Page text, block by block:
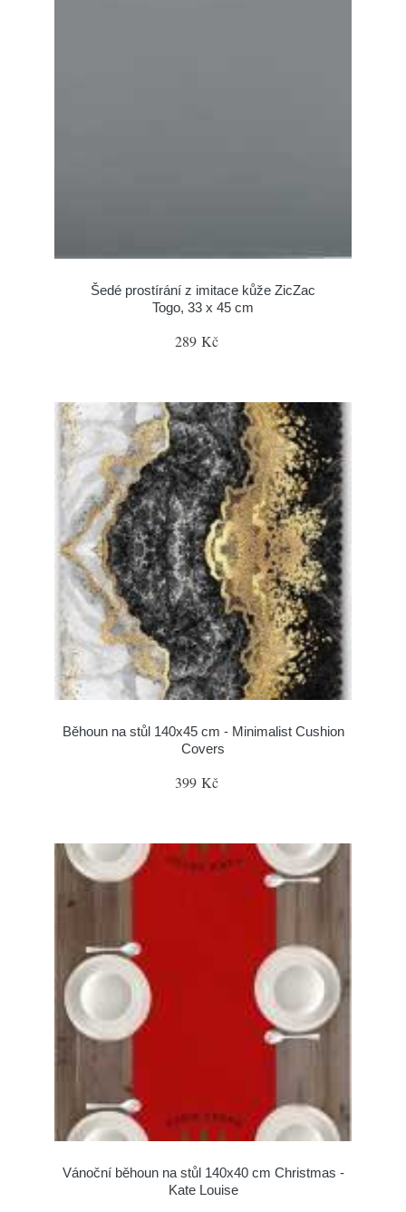
Šedé prostírání z imitace kůže ZicZac
Togo, 33 x 45 cm
289 Kč
Běhoun na stůl 140x45 cm - Minimalist Cushion
Covers
399 Kč
Vánoční běhoun na stůl 140x40 cm Christmas -
Kate Louise